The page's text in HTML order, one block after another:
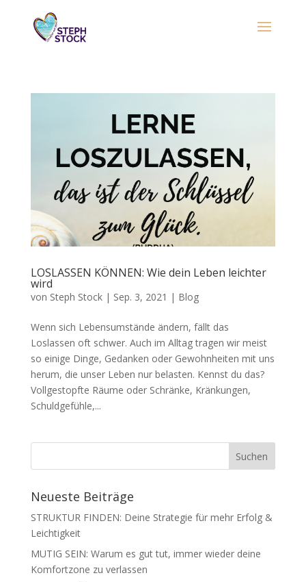
LOSLASSEN KÖNNEN: Wie dein Leben leichter
wird
von Steph Stock| Sep. 3, 2021 | Blog
Wenn sich Lebensumstände ändern, fällt das
Loslassen oft schwer. Auch im Alltag tragen wir meist
so einige Dinge, Gedanken oder Gewohnheiten mit uns
herum, die unser Leben nur belasten. Kennst du das?
Vollgestopfte Räume oder Schränke, Kränkungen,
Schuldgefühle,...
Neueste Beiträge
STRUKTUR FINDEN: Deine Strategie für mehr Erfolg &
Leichtigkeit
MUTIG SEIN: Warum es gut tut, immer wieder deine
Komfortzone zu verlassen